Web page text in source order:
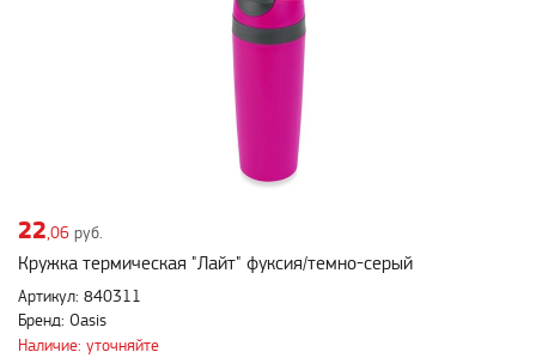
22 ,06 руб.
Кружка термическая "Лайт" фуксия/темно-серый
Артикул: 840311
Бренд: Oasis
Наличие: уточняйте